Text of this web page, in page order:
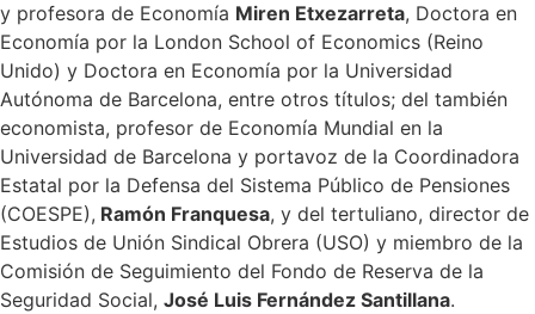
y profesora de Economía Miren Etxezarreta, Doctora en
Economía por la London School of Economics (Reino
Unido) y Doctora en Economía por la Universidad
Autónoma de Barcelona, entre otros títulos; del también
economista, profesor de Economía Mundial en la
Universidad de Barcelona y portavoz de la Coordinadora
Estatal por la Defensa del Sistema Público de Pensiones
(COESPE), Ramón Franquesa, y del tertuliano, director de
Estudios de Unión Sindical Obrera (USO) y miembro de la
Comisión de Seguimiento del Fondo de Reserva de la
Seguridad Social, José Luis Fernández Santillana.